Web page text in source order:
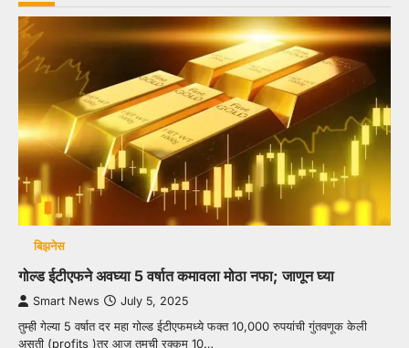
बिझनेस
गोल्ड ईटीएफने अवघ्या 5 वर्षात कमावला मोठा नफा; जाणून घ्या
Smart News July 5, 2025
तुम्ही गेल्या 5 वर्षात दर महा गोल्ड ईटीएफमध्ये फक्त 10,000 रुपयांची गुंतवणूक केली
असती (profits )तर आज तुमची रक्कम 10…